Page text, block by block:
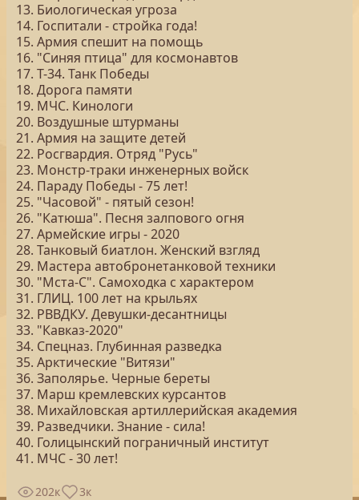
13. Биологическая угроза
14. Госпитали - стройка года!
15. Армия спешит на помощь
16. "Синяя птица" для космонавтов
17. Т-34. Танк Победы
18. Дорога памяти
19. МЧС. Кинологи
20. Воздушные штурманы
21. Армия на защите детей
22. Росгвардия. Отряд "Русь"
23. Монстр-траки инженерных войск
24. Параду Победы - 75 лет!
25. "Часовой" - пятый сезон!
26. "Катюша". Песня залпового огня
27. Армейские игры - 2020
28. Танковый биатлон. Женский взгляд
29. Мастера автобронетанковой техники
30. "Мста-С". Самоходка с характером
31. ГЛИЦ. 100 лет на крыльях
32. РВВДКУ. Девушки-десантницы
33. "Кавказ-2020"
34. Спецназ. Глубинная разведка
35. Арктические "Витязи"
36. Заполярье. Черные береты
37. Марш кремлевских курсантов
38. Михайловская артиллерийская академия
39. Разведчики. Знание - сила!
40. Голицынский пограничный институт
41. МЧС - 30 лет!
202к 3к